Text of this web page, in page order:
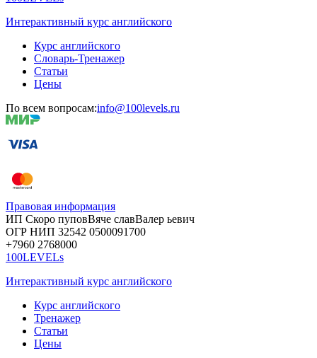
Интерактивный курс английского
Курс английского
Словарь-Тренажер
Статьи
Цены
По всем вопросам:info@100levels.ru
Правовая информация
ИП Скоро пуповВяче славВалер ьевич
ОГР НИП 32542 0500091700
+7960 2768000
100LEVELs
Интерактивный курс английского
Курс английского
Тренажер
Статьи
Цены